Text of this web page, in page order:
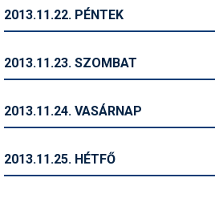
Telemark
Történelem
2013.11.22. PÉNTEK
2013.11.23. SZOMBAT
2013.11.24. VASÁRNAP
2013.11.25. HÉTFŐ